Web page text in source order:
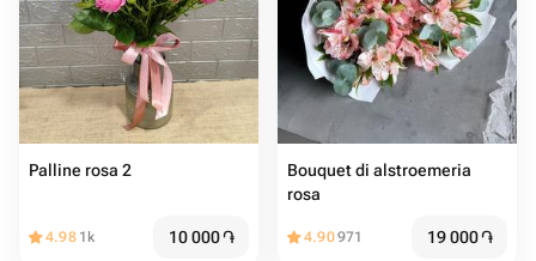
Palline rosa 2
4.98 1k 10 000֏
Bouquet di alstroemeria
rosa
4.90971 19 000֏